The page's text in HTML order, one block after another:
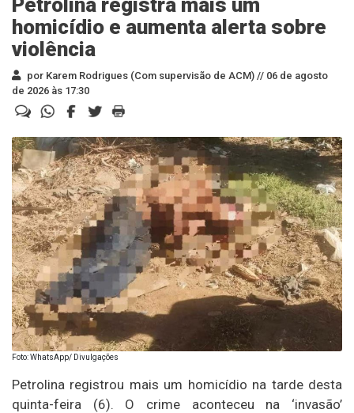
homicídio e aumenta alerta sobre
violência
por Karem Rodrigues (Com supervisão de ACM) // 06 de agosto
de 2026 às 17:30
Foto: WhatsApp/ Divulgações
Petrolina registrou mais um homicídio na tarde desta
quinta-feira (6). O crime aconteceu na ‘invasão’